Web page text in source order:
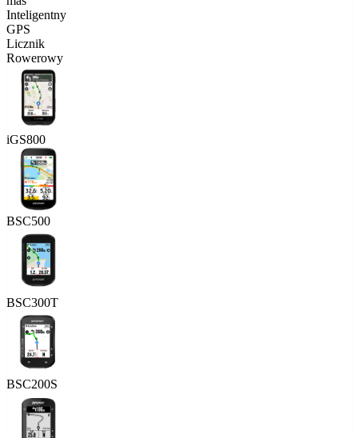
Inteligentny
GPS
Licznik
Rowerowy
iGS800
BSC500
BSC300T
BSC200S